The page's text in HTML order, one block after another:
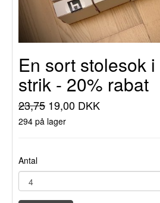
En sort stolesok
strik - 20% rabat
23,75 19,00 DKK
294 på lager
Antal